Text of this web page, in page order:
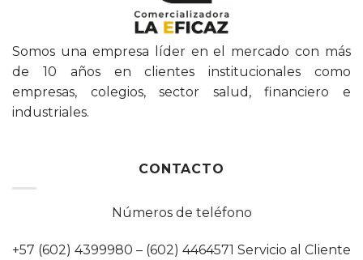
Somos una empresa líder en el mercado con más
de 10 años en clientes institucionales como
empresas, colegios, sector salud, financiero e
industriales.
CONTACTO
Números de teléfono
+57 (602) 4399980 – (602) 4464571 Servicio al Cliente